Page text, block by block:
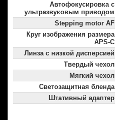
Автофокусировка с
ультразвуковым приводом
Stepping motor AF
Круг изображения размера
APS-C
Линза с низкой дисперсией
Твердый чехол
Мягкий чехол
Светозащитная бленда
Штативный адаптер